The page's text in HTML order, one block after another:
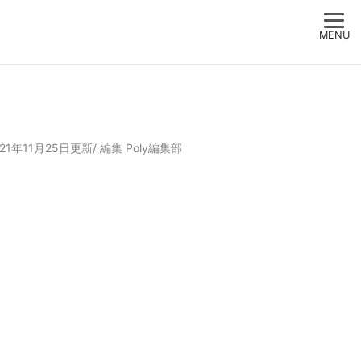
MENU
年11月25日更新/ 編集 Poly編集部